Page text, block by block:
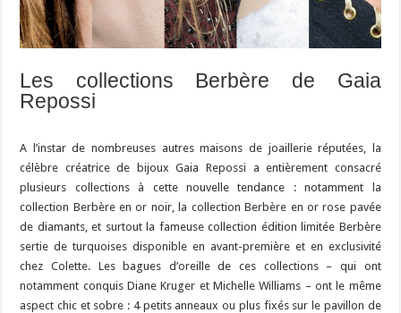
Les collections Berbère de Gaia
Repossi
A l’instar de nombreuses autres maisons de joaillerie réputées, la
célèbre créatrice de bijoux Gaia Repossi a entièrement consacré
plusieurs collections à cette nouvelle tendance : notamment la
collection Berbère en or noir, la collection Berbère en or rose pavée
de diamants, et surtout la fameuse collection édition limitée Berbère
sertie de turquoises disponible en avant-première et en exclusivité
chez Colette. Les bagues d’oreille de ces collections – qui ont
notamment conquis Diane Kruger et Michelle Williams – ont le même
aspect chic et sobre : 4 petits anneaux ou plus fixés sur le pavillon de